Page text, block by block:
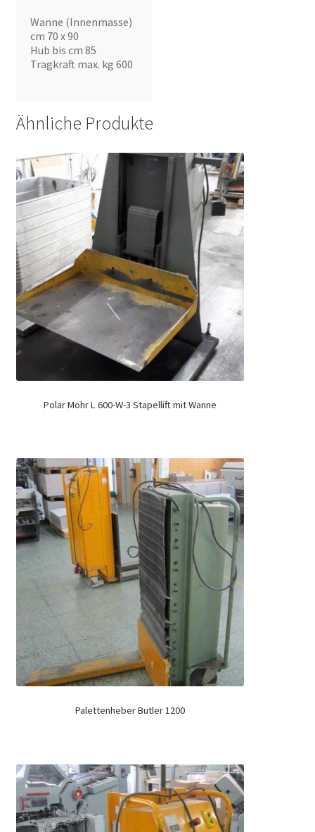
Wanne (Innenmasse)
cm 70 x 90
Hub bis cm 85
Tragkraft max. kg 600
Ähnliche Produkte
Polar Mohr L 600-W-3 Stapellift mit Wanne
Palettenheber Butler 1200